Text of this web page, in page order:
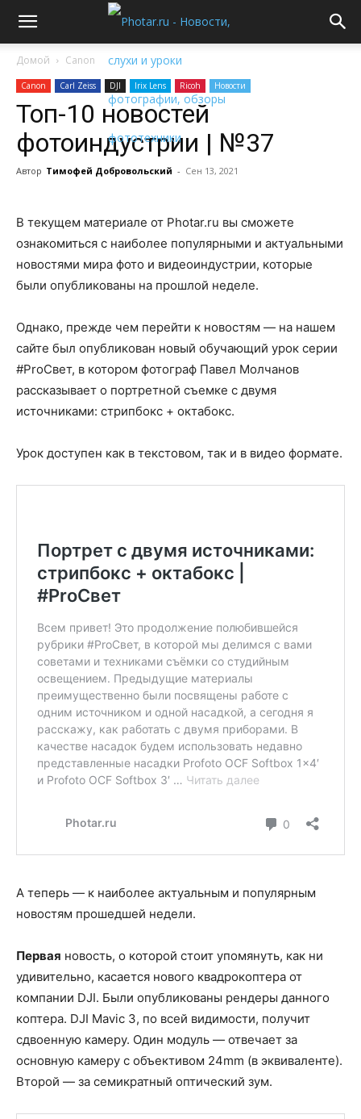
Домой Canon
Canon Carl Zeiss DJI Irix Lens Ricoh Новости
Топ-10 новостей
фотоиндустрии | №37
Автор Тимофей Добровольский - Сен 13, 2021
В текущем материале от Photar.ru вы сможете
ознакомиться с наиболее популярными и актуальными
новостями мира фото и видеоиндустрии, которые
были опубликованы на прошлой неделе.
Однако, прежде чем перейти к новостям — на нашем
сайте был опубликован новый обучающий урок серии
#ProСвет, в котором фотограф Павел Молчанов
рассказывает о портретной съемке с двумя
источниками: стрипбокс + октабокс.
Урок доступен как в текстовом, так и в видео формате.
А теперь — к наиболее актуальным и популярным
новостям прошедшей недели.
Первая новость, о которой стоит упомянуть, как ни
удивительно, касается нового квадрокоптера от
компании DJI. Были опубликованы рендеры данного
коптера. DJI Mavic 3, по всей видимости, получит
сдвоенную камеру. Один модуль — отвечает за
основную камеру с объективом 24mm (в эквиваленте).
Второй — за семикратный оптический зум.